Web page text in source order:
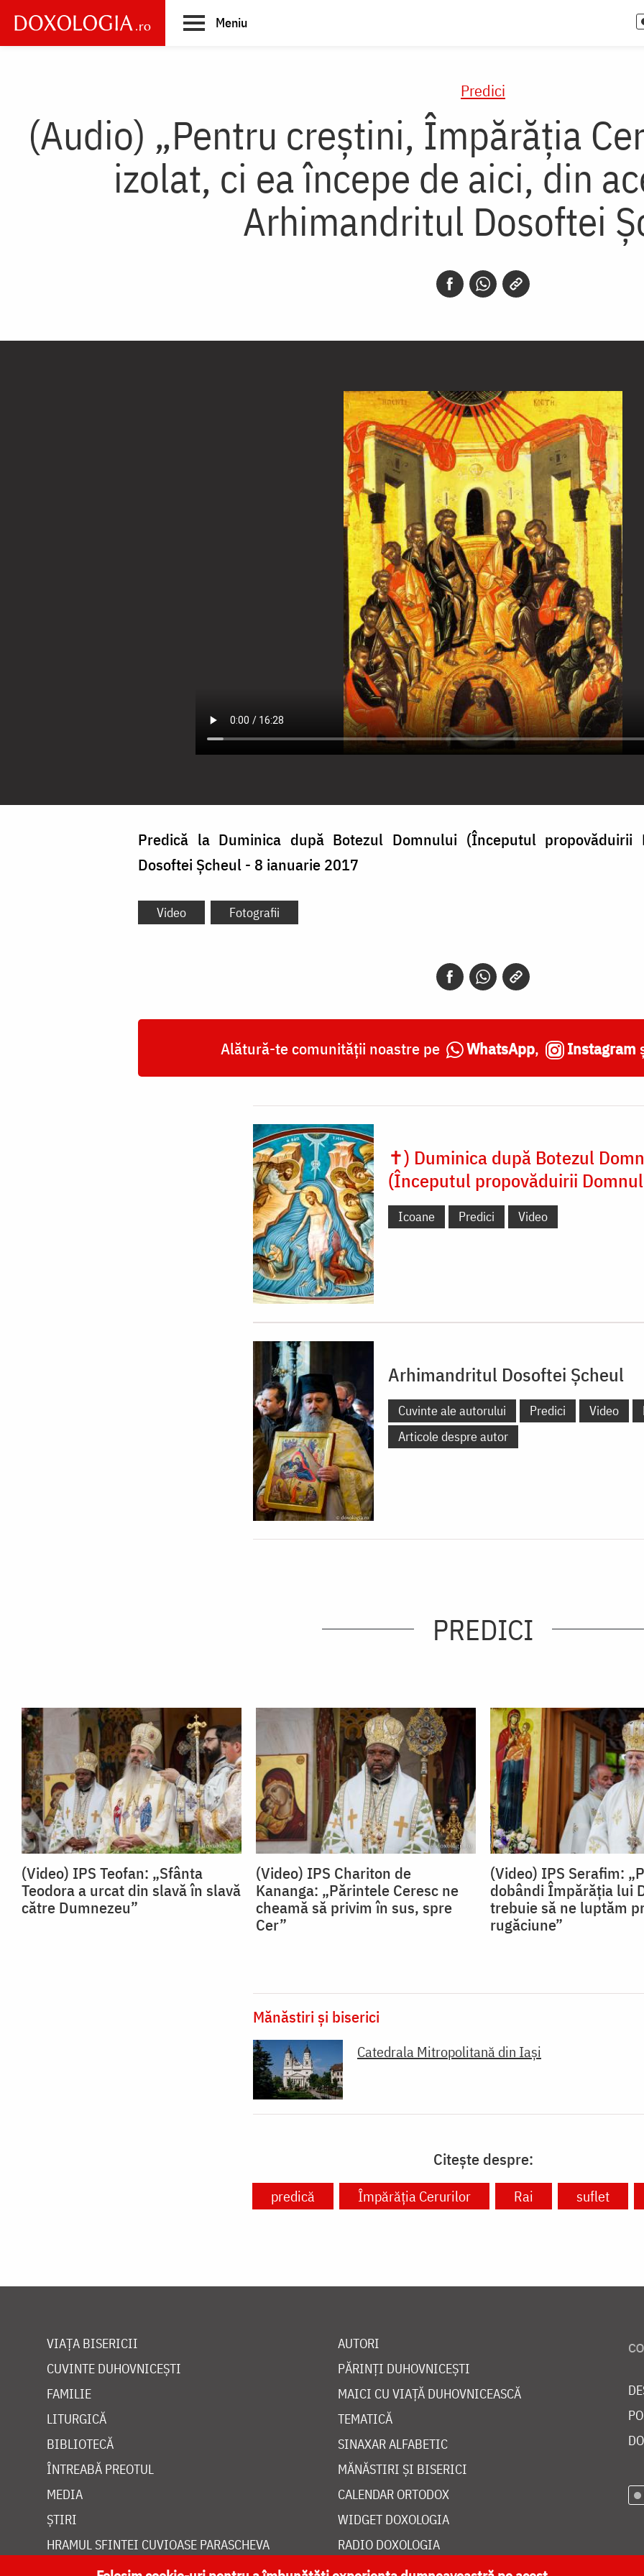
main
Meniu
Predici
(Audio) „Pentru creștini, Împărăția
izolat, ci ea începe de aici, din
Arhimandritul Dosoftei
Predică la Duminica după Botezul Domnului (Începutul
Dosoftei Şcheul - 8 ianuarie 2017
Video Fotografii
Alătură-te comunității noastre pe WhatsApp, Instagram
✝) Duminica după Botezul
(Începutul propovăduirii
Icoane Predici Video
Arhimandritul Dosoftei Șcheul
Cuvinte ale autorului Predici Video
Articole despre autor
PREDICI
(Video) IPS Teofan: „Sfânta
Teodora a urcat din slavă în slavă
către Dumnezeu”
(Video) IPS Chariton de
Kananga: „Părintele Ceresc ne
cheamă să privim în sus, spre
Cer”
(Video) IPS Serafim:
dobândi Împărăția lui
trebuie să ne luptăm
rugăciune”
Mănăstiri și biserici
Catedrala Mitropolitană din Iaşi
Citește despre:
predică Împărăția Cerurilor Rai suflet
VIAȚA BISERICII
CUVINTE DUHOVNICEȘTI
FAMILIE
LITURGICĂ
BIBLIOTECĂ
ÎNTREABĂ PREOTUL
MEDIA
ȘTIRI
HRAMUL SFINTEI CUVIOASE PARASCHEVA
AUTORI
PĂRINȚI DUHOVNICEȘTI
MAICI CU VIAȚĂ DUHOVNICEASCĂ
TEMATICĂ
SINAXAR ALFABETIC
MĂNĂSTIRI ȘI BISERICI
CALENDAR ORTODOX
WIDGET DOXOLOGIA
RADIO DOXOLOGIA